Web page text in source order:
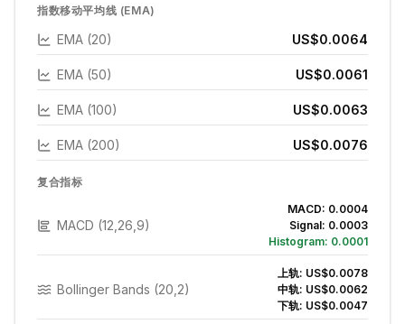
指数移动平均线 (EMA)
EMA (20) US$0.0064
EMA (50) US$0.0061
EMA (100) US$0.0063
EMA (200) US$0.0076
复合指标
MACD (12,26,9)
MACD: 0.0004
Signal: 0.0003
Histogram: 0.0001
Bollinger Bands (20,2)
上轨: US$0.0078
中轨: US$0.0062
下轨: US$0.0047